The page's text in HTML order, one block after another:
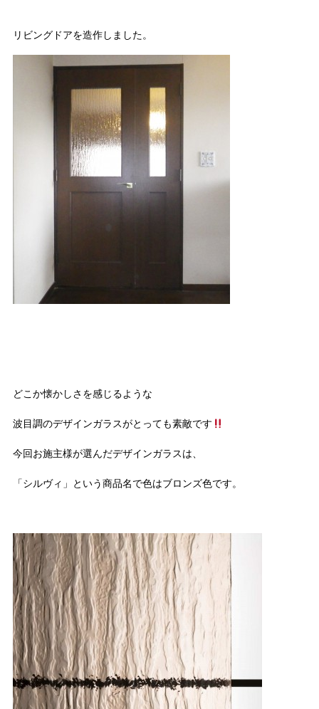
リビングドアを造作しました。
どこか懐かしさを感じるような
波目調のデザインガラスがとっても素敵です
今回お施主様が選んだデザインガラスは、
「シルヴィ」という商品名で色はブロンズ色です。